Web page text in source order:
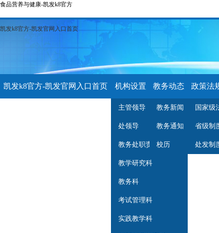
食品营养与健康-凯发k8官方
凯发k8官方-凯发官网入口首页
凯发k8官方-凯发官网入口首页 机构设置
主管领导
处领导
教务处职责
教学研究科
教务科
考试管理科
实践教学科
教务动态
教务新闻
教务通知
校历
政策法
国家级
省级制
处发制